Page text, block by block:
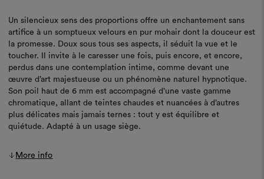
Un silencieux sens des proportions offre un enchantement sans
artifice à un somptueux velours en pur mohair dont la douceur est
la promesse. Doux sous tous ses aspects, il séduit la vue et le
toucher. Il invite à le caresser une fois, puis encore, et encore,
perdus dans une contemplation intime, comme devant une
œuvre d’art majestueuse ou un phénomène naturel hypnotique.
Son poil haut de 6 mm est accompagné d’une vaste gamme
chromatique, allant de teintes chaudes et nuancées à d’autres
plus délicates mais jamais ternes : tout y est équilibre et
quiétude. Adapté à un usage siège.
More info